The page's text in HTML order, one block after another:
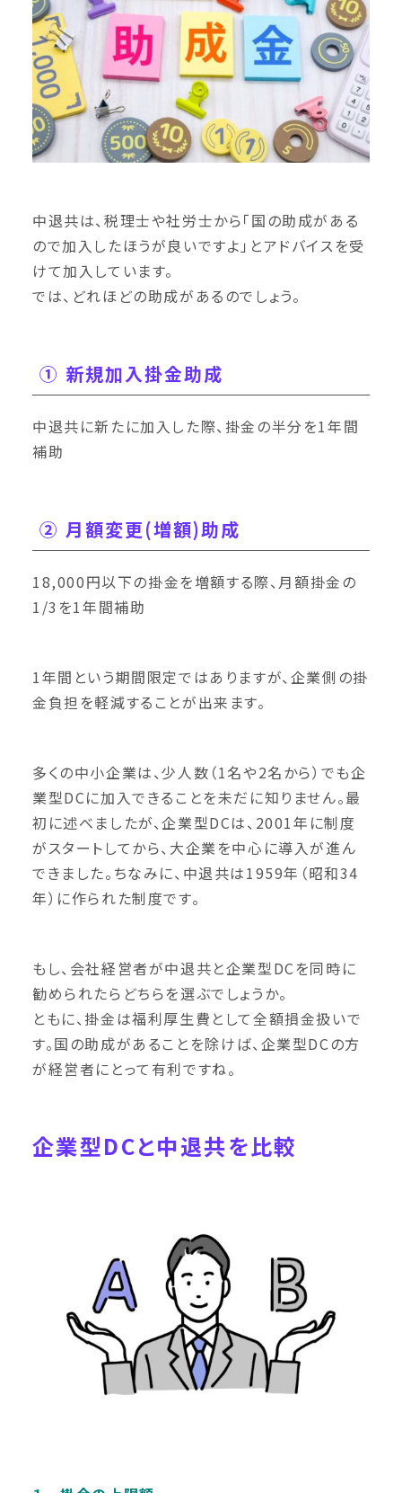
中退共は、税理士や社労士から「国の助成がある
ので加入したほうが良いですよ」とアドバイスを受
けて加入しています。
では、どれほどの助成があるのでしょう。
① 新規加入掛金助成
中退共に新たに加入した際、掛金の半分を1年間
補助
② 月額変更(増額)助成
18,000円以下の掛金を増額する際、月額掛金の
1/3を1年間補助
1年間という期間限定ではありますが、企業側の掛
金負担を軽減することが出来ます。
多くの中小企業は、少人数（1名や2名から）でも企
業型DCに加入できることを未だに知りません。最
初に述べましたが、企業型DCは、2001年に制度
がスタートしてから、大企業を中心に導入が進ん
できました。ちなみに、中退共は1959年（昭和34
年）に作られた制度です。
もし、会社経営者が中退共と企業型DCを同時に
勧められたらどちらを選ぶでしょうか。
ともに、掛金は福利厚生費として全額損金扱いで
す。国の助成があることを除けば、企業型DCの方
が経営者にとって有利ですね。
企業型DCと中退共を比較